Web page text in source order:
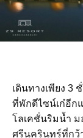
เดินทางเพียง 3
ที่พักดีไซน์เก๋อีก
โลเคชั่นริมน้ำ ม
ศรีนครินทร์ที่กว้